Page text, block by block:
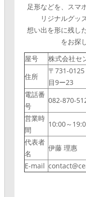
足形などを、スマ
リジナルグッ
想い出を形に残し
をお探
屋号
株式会社セ
住所
〒731-
目9ー23
電話番
号
082-870-
営業時
間
10:00～
代表者
名
伊藤 理惠
E-mail